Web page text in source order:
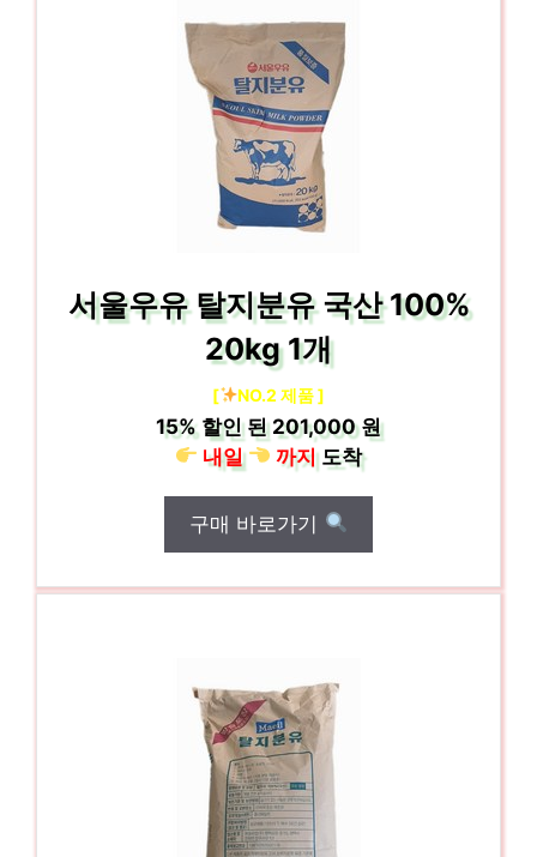
서울우유 탈지분유 국산 100%
20kg 1개
[ NO.2 제품 ]
15% 할인 된201,000 원
내일
까지도착
구매 바로가기